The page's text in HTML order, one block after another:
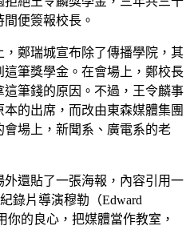
便簽報校長。
鄭瑞城宣布除了傳播學院，其
筆獎學金。在會場上，鄭校長
筆錢的原因。不過，王令麟事
的出席，而改由東森媒體集團
場上，新聞系、廣電系的老
還貼了一張海報，內容引用一
錄片導演穆勒（Edward
你的良心，把媒體當作教室，